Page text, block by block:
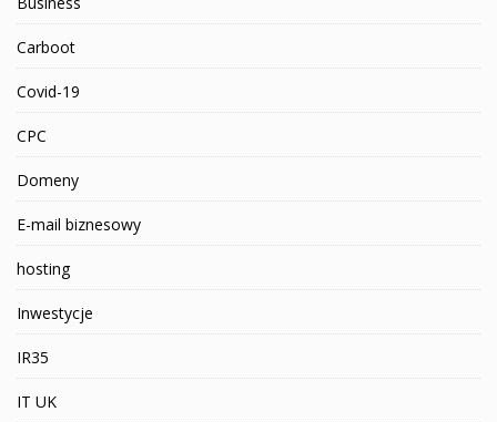
Carboot
Covid-19
CPC
Domeny
E-mail biznesowy
hosting
Inwestycje
IR35
IT UK